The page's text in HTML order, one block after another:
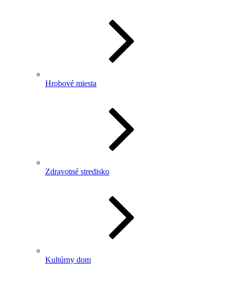
Hrobové miesta
Zdravotné stredisko
Kultúrny dom